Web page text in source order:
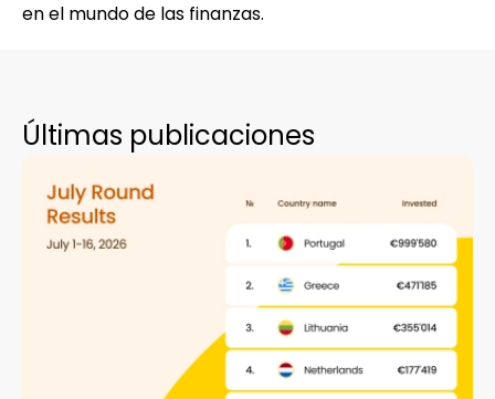
en el mundo de las finanzas.
Últimas publicaciones